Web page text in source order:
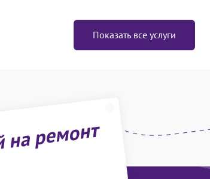
Показать все услуги
ремонт